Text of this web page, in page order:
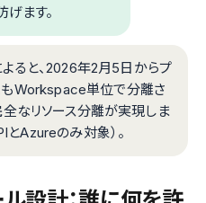
ます。
よると、2026年2月5日からプ
もWorkspace単位で分離さ
全なリソース分離が実現しま
とAzureのみ対象）。